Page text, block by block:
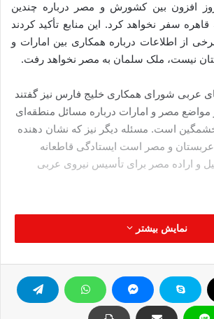
روز افزون بین کشورش و مصر درباره چندین
قاهره سفر نخواهد کرد. این منابع تأکید کردند
از اطلاعات درباره همکاری بین امارات و
نیست، ملک سلمان به مصر نخواهد رفت.
عربی شورای همکاری خلیج فارس نیز گفتند
مصر و امارات درباره مسائل منطقه‌ای
است. مسئله دیگر نیز که نشان دهنده
عربستان و مصر است ایستادگی قاطعانه
و اراده مصر برای تأسیس نیروی عربی
این مخالفت عربستان در نتیجه این است که
تشکیل این نیروی عربی و دخالت در لیبی و
اخبار منتشر شده درباره سفر احتمالی
مصر در راه بازگشت از آمریکا را تکذیب کرد،
روز یکشنبه برای گذراندن تعطیلات وارد شهر
نمایش بیشتر